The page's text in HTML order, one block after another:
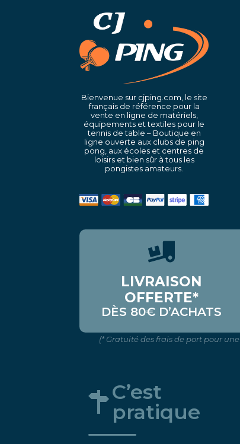
Bienvenue sur cjping.com, le site
français de référence pour la
vente en ligne de matériels,
équipements et textiles pour le
tennis de table – Boutique en
ligne ouverte aux clubs de ping
pong, aux écoles et centres de
loisirs et bien sûr à tous les
pongistes amateurs.
LIVRAISON
OFFERTE*
DÈS 80€ D’ACHATS
(* Gratuité des frais de port pour
C’est
pratique